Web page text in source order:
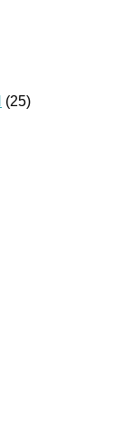
(25)